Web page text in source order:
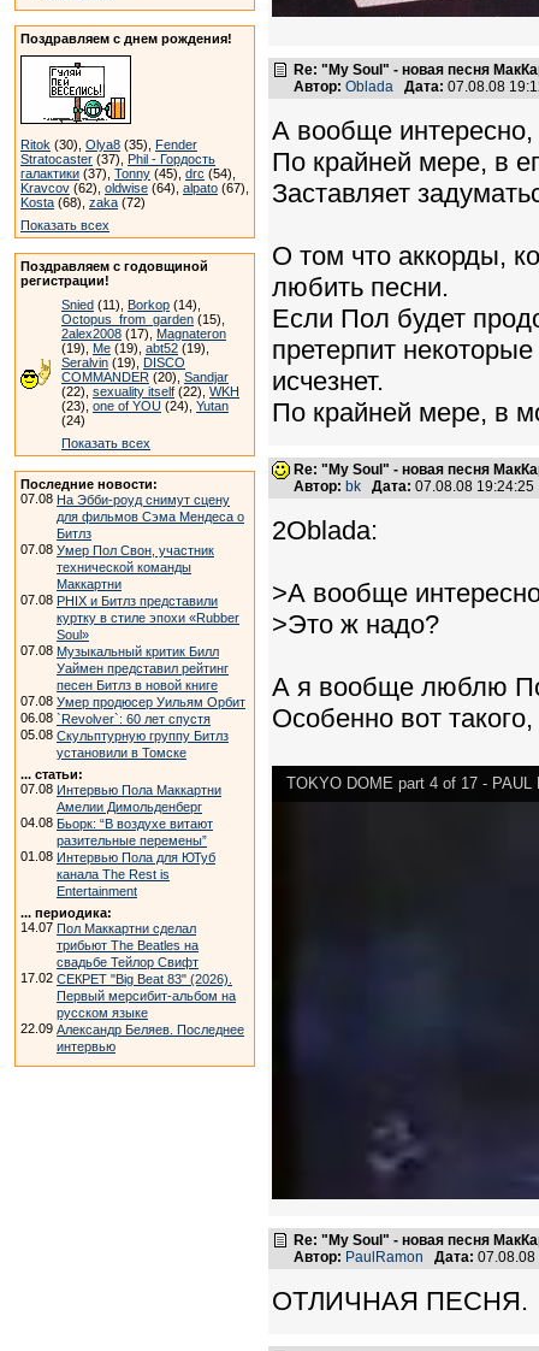
Поздравляем с днем рождения!
Ritok (30), Olya8 (35), Fender
Stratocaster (37), Phil - Гордость
галактики (37), Tonny (45), drc (54),
Kravcov (62), oldwise (64), alpato (67),
Kosta (68), zaka (72)
Показать всех
Поздравляем с годовщиной
регистрации!
Snied (11), Borkop (14),
Octopus_from_garden (15),
2alex2008 (17), Magnateron
(19), Me (19), abt52 (19),
Seralvin (19), DISCO
COMMANDER (20), Sandjar
(22), sexuality itself (22), WKH
(23), one of YOU (24), Yutan
(24)
Показать всех
Последние новости:
07.08 На Эбби-роуд снимут сцену
для фильмов Сэма Мендеса о
Битлз
07.08 Умер Пол Свон, участник
технической команды
Маккартни
07.08 PHIX и Битлз представили
куртку в стиле эпохи «Rubber
Soul»
07.08 Музыкальный критик Билл
Уаймен представил рейтинг
песен Битлз в новой книге
07.08 Умер продюсер Уильям Орбит
06.08 `Revolver`: 60 лет спустя
05.08 Скульптурную группу Битлз
установили в Томске
... статьи:
07.08 Интервью Пола Маккартни
Амелии Димольденберг
04.08 Бьорк: “В воздухе витают
разительные перемены”
01.08 Интервью Пола для ЮТуб
канала The Rest is
Entertainment
... периодика:
14.07 Пол Маккартни сделал
трибьют The Beatles на
свадьбе Тейлор Свифт
17.02 СЕКРЕТ "Big Beat 83" (2026).
Первый мерсибит-альбом на
русском языке
22.09 Александр Беляев. Последнее
интервью
Re: "My Soul" - новая песня
Автор: Oblada Дата: 07.08.08
А вообще
По крайней мере, в
Заставляет
О том что аккорды,
любить песни.
Если Пол будет
претерпит
исчезнет.
По крайней мере, в
Re: "My Soul" - новая песня
Автор: bk Дата: 07.08.08
2Oblada:
>А вообще
>Это ж надо?
А я вообще люблю
Особенно вот
TOKYO DOME part 4 of 17 - PAUL
Re: "My Soul" - новая песня
Автор: PaulRamon Дата:
ОТЛИЧНАЯ ПЕСНЯ.